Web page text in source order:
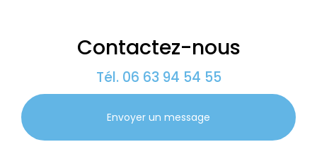
Contactez-nous
Tél. 06 63 94 54 55
Envoyer un message